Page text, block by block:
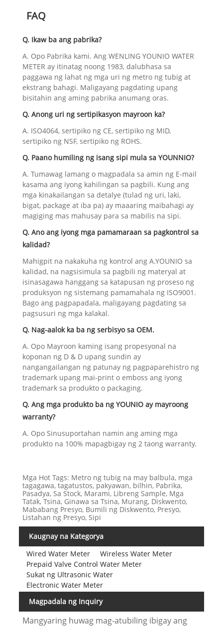
FAQ
Q. Ikaw ba ang pabrika?
A. Opo Pabrika kami. Ang WENLING YOUNIO WATER
METER ay itinatag noong 1983, dalubhasa sa
paggawa ng lahat ng mga uri ng metro ng tubig at
ekstrang bahagi. Maligayang pagdating upang
bisitahin ang aming pabrika anumang oras.
Q. Anong uri ng sertipikasyon mayroon ka?
A. ISO4064, sertipiko ng CE, sertipiko ng MID,
sertipiko ng NSF, sertipiko ng ROHS.
Q. Paano humiling ng isang sipi mula sa YOUNNIO?
A. Tumawag lamang o magpadala sa amin ng E-mail
kasama ang iyong kahilingan sa pagbili. Kung ang
mga kinakailangan sa detalye (tulad ng uri, laki,
bigat, package at iba pa) ay maaaring maibahagi ay
magiging mas mahusay para sa mabilis na sipi.
Q. Ano ang iyong mga pamamaraan sa pagkontrol sa
kalidad?
Mahigpit na nakakuha ng kontrol ang A.YOUNIO sa
kalidad, na nagsisimula sa pagbili ng materyal at
isinasagawa hanggang sa katapusan ng proseso ng
produksyon ng sistemang pamamahala ng ISO9001.
Bago ang pagpapadala, maligayang pagdating sa
pagsusuri ng mga kalakal.
Q. Nag-aalok ka ba ng serbisyo sa OEM.
A. Opo Mayroon kaming isang propesyonal na
koponan ng D & D upang sundin ay
nangangailangan ng patunay ng pagpaparehistro ng
trademark upang mai-print o emboss ang iyong
trademark sa produkto o packaging.
Q. Ang mga produkto ba ng YOUNIO ay mayroong
warranty?
A. Opo Sinusuportahan namin ang aming mga
produkto na 100% mapagbigay ng 2 taong warranty.
Mga Hot Tags: Metro ng tubig na may balbula, mga
tagagawa, tagatustos, pakyawan, bilhin, Pabrika,
Pasadya, Sa Stock, Marami, Libreng Sample, Mga
Tatak, Tsina, Ginawa sa Tsina, Murang, Diskwento,
Mababang Presyo, Bumili ng Diskwento, Presyo,
Listahan ng Presyo, Sipi
Kaugnay na Kategorya
Wired Water Meter
Wireless Water Meter
Prepaid Valve Control Water Meter
Sukat ng Ultrasonic Water
Electronic Water Meter
Magpadala ng Inquiry
Mangyaring huwag mag-atubiling ibigay ang